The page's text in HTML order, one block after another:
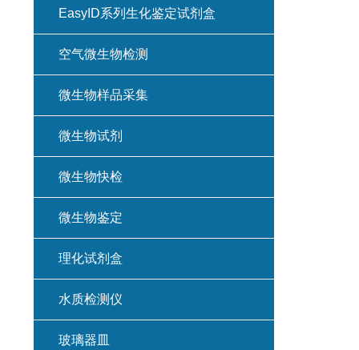
EasyID系列生化鉴定试剂盒
空气微生物检测
微生物样品采集
微生物试剂
微生物快检
微生物鉴定
理化试剂盒
水质检测仪
玻璃器皿